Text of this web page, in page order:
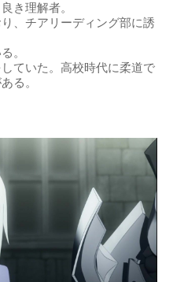
き理解者。
、チアリーディング部に誘
。
ていた。高校時代に柔道で
る。